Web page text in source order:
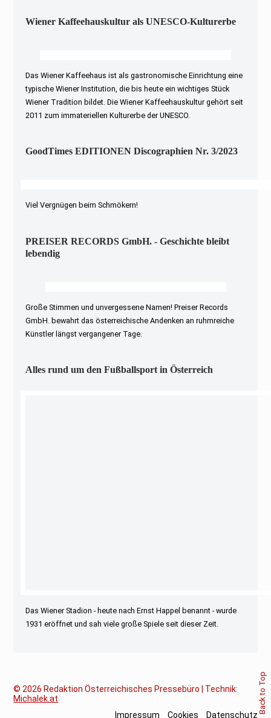
Wiener Kaffeehauskultur als UNESCO-Kulturerbe
Das Wiener Kaffeehaus ist als gastronomische Einrichtung eine
typische Wiener Institution, die bis heute ein wichtiges Stück
Wiener Tradition bildet. Die Wiener Kaffeehauskultur gehört seit
2011 zum immateriellen Kulturerbe der UNESCO.
GoodTimes EDITIONEN Discographien Nr. 3/2023
Viel Vergnügen beim Schmökern!
PREISER RECORDS GmbH. - Geschichte bleibt
lebendig
Große Stimmen und unvergessene Namen! Preiser Records
GmbH. bewahrt das österreichische Andenken an ruhmreiche
Künstler längst vergangener Tage.
Alles rund um den Fußballsport in Österreich
Das Wiener Stadion - heute nach Ernst Happel benannt - wurde
1931 eröffnet und sah viele große Spiele seit dieser Zeit.
© 2026 Redaktion Österreichisches Pressebüro | Technik:
Michalek.at
Impressum
Cookies Datenschutz
Back to Top